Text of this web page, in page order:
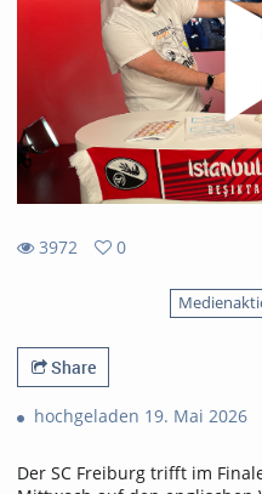
3972
0
Share
hochgeladen 19. Mai 2026
Der SC Freiburg trifft im